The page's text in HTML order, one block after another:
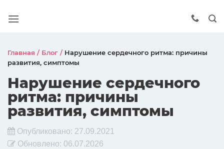
Главная / Блог / Нарушение сердечного ритма: причины
развития, симптомы
Нарушение сердечного
ритма: причины
развития, симптомы
Опубликовано: 27.09.2021
Обновлено: 06.07.2026